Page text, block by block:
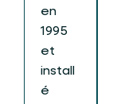
en
1995
et
install
é